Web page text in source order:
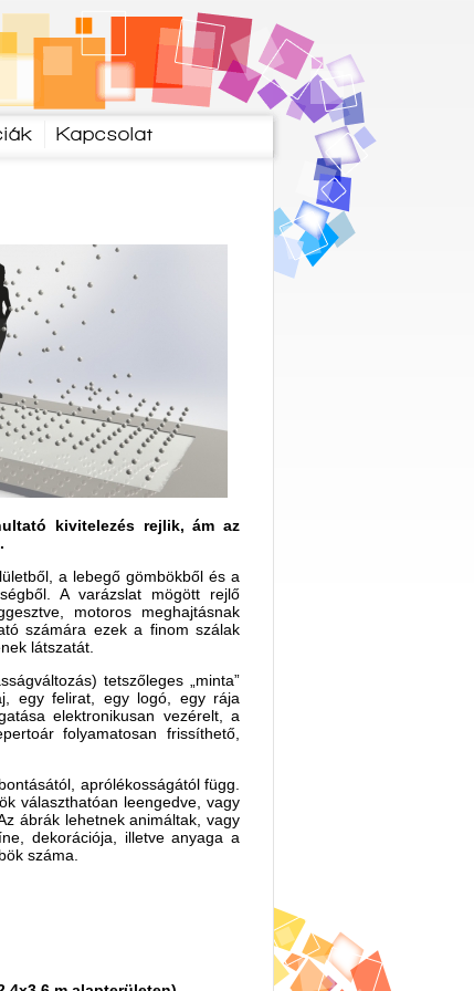
Kapcsolat
kivitelezés rejlik, ám az
a lebegő gömbökből és a
A varázslat mögött rejlő
motoros meghajtásnak
számára ezek a finom szálak
látszatát.
tetszőleges „minta”
egy felirat, egy logó, egy rája
elektronikusan vezérelt, a
folyamatosan frissíthető,
aprólékosságától függ.
választhatóan leengedve, vagy
ábrák lehetnek animáltak, vagy
dekorációja, illetve anyaga a
száma.